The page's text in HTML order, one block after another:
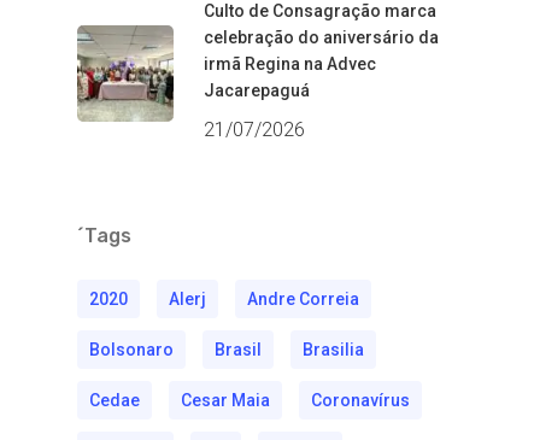
Culto de Consagração marca
celebração do aniversário da
irmã Regina na Advec
Jacarepaguá
21/07/2026
´Tags
2020 Alerj Andre Correia
Bolsonaro Brasil Brasilia
Cedae Cesar Maia Coronavírus